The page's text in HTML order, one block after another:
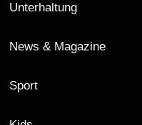
Unterhaltung
News & Magazine
Sport